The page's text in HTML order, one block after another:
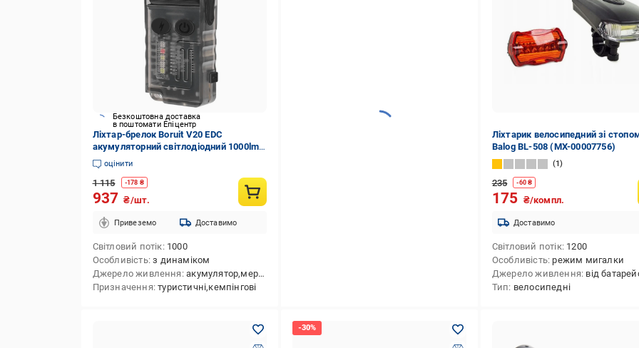
Безкоштовна доставка
в поштомати Епіцентр
Ліхтар-брелок Boruit V20 EDC
акумуляторний світлодіодний 1000lm
Type-C180° з УФ IPX67 Чорний
(BORUIT-V20-BLACK)
оцінити
1 115 -178 ₴
937 ₴/шт.
Привеземо Доставимо
Світловий потік 1000
Особливість з динаміком
Джерело живлення акумулятор,мережа
Призначення туристичні,кемпінгові
Ліхтарик велосипедний зі
Balog BL-508 (МХ-00007756)
1
235 -60₴
175 ₴/компл.
Доставимо
Світловий потік 1200
Особливість режим мигалки
Джерело живлення від
Тип велосипедні